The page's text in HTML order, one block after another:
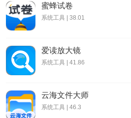
蜜蜂试卷
系统工具 | 38.01
爱读放大镜
系统工具 | 41.86
云海文件大师
系统工具 | 46.3